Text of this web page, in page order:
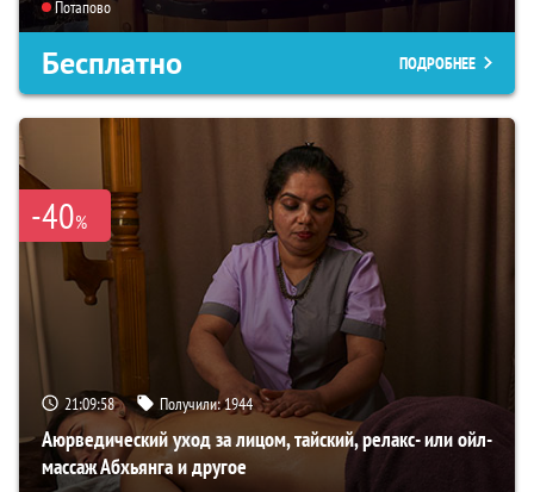
Потапово
Бесплатно ПОДРОБНЕЕ
-40%
21:09:57 Получили:1944
Аюрведический уход за лицом, тайский, релакс- или ойл-
массаж Абхьянга и другое